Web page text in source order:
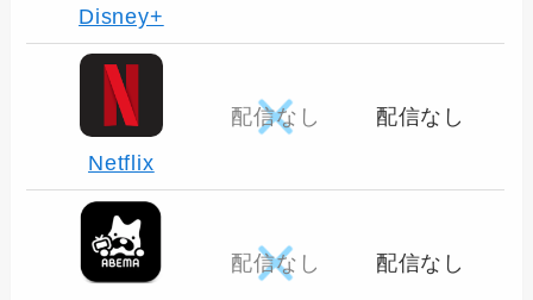
Disney+
Netflix
配信なし 配信なし
配信なし 配信なし